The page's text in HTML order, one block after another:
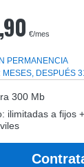
€/mes
PERMANENCIA
MESES, DESPUÉS
300 Mb
ilimitadas a fijos